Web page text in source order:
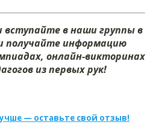
в наши группы в
получайте информацию
онлайн-викторинах
из первых рук!
— оставьте свой отзыв!